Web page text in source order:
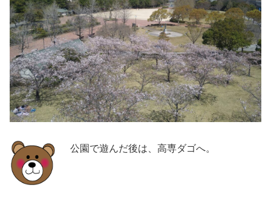
公園で遊んだ後は、高専ダゴへ。